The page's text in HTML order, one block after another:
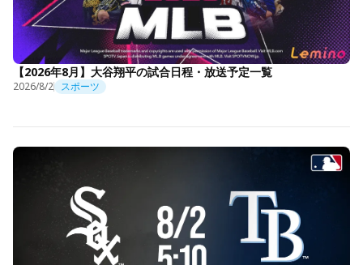
【2026年8月】大谷翔平の試合日程・放送予定一覧
2026/8/2 スポーツ